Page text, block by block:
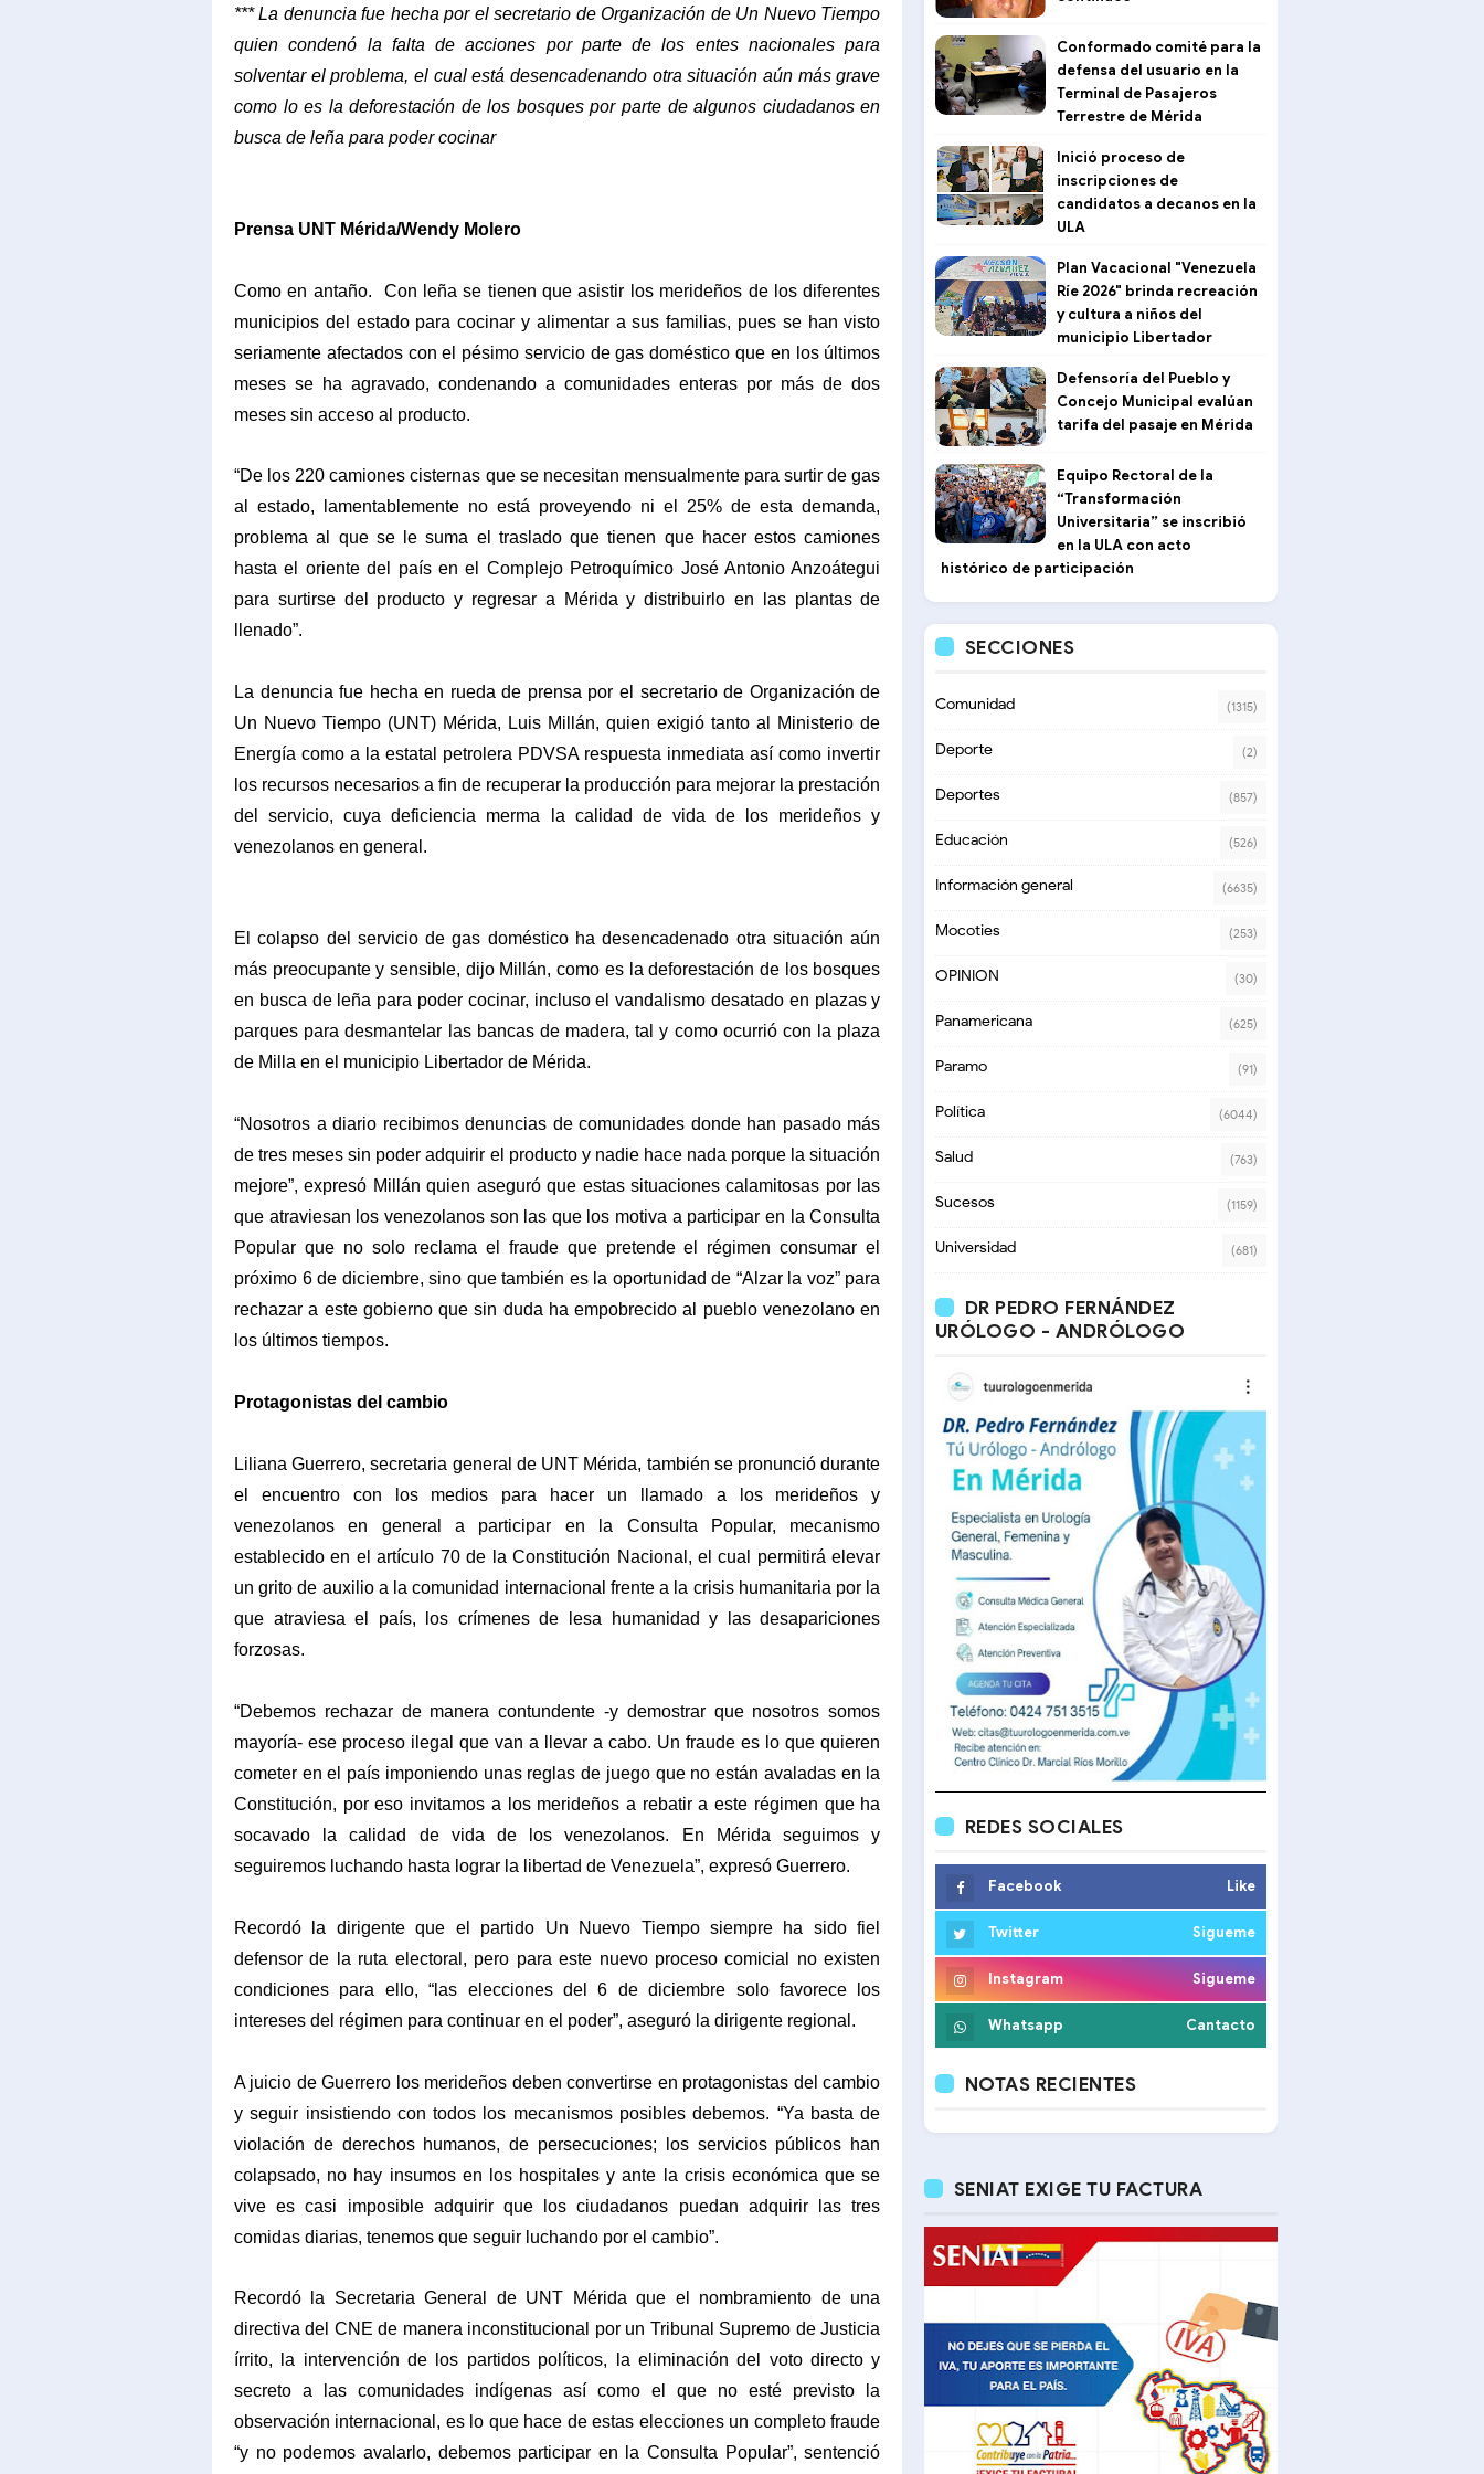
*** La denuncia fue hecha por el secretario de Organización de Un Nuevo Tiempo
quien condenó la falta de acciones por parte de los entes nacionales para
solventar el problema, el cual está desencadenando otra situación aún más grave
como lo es la deforestación de los bosques por parte de algunos ciudadanos en
busca de leña para poder cocinar
Prensa UNT Mérida/Wendy Molero
Como en antaño.
Con leña se tienen que asistir los merideños de los diferentes
municipios del estado para cocinar y alimentar a sus familias, pues se han visto
seriamente afectados con el pésimo servicio de gas doméstico que en los últimos
meses se ha agravado, condenando a comunidades enteras por más de dos
meses sin acceso al producto.
“De los 220 camiones cisternas que se necesitan mensualmente para surtir de gas
al estado, lamentablemente no está proveyendo ni el 25% de esta demanda,
problema al que se le suma el traslado que tienen que hacer estos camiones
hasta el oriente del país en el Complejo Petroquímico José Antonio Anzoátegui
para surtirse del producto y regresar a Mérida y distribuirlo en las plantas de
llenado”.
La denuncia fue hecha en rueda de prensa por el secretario de Organización de
Un Nuevo Tiempo (UNT) Mérida, Luis Millán, quien exigió tanto al Ministerio de
Energía como a la estatal petrolera PDVSA respuesta inmediata así como invertir
los recursos necesarios a fin de recuperar la producción para mejorar la prestación
del servicio, cuya deficiencia merma la calidad de vida de los merideños y
venezolanos en general.
El colapso del servicio de gas doméstico ha desencadenado otra situación aún
más preocupante y sensible, dijo Millán, como es la deforestación de los bosques
en busca de leña para poder cocinar, incluso el vandalismo desatado en plazas y
parques para desmantelar las bancas de madera, tal y como ocurrió con la plaza
de Milla en el municipio Libertador de Mérida.
“Nosotros a diario recibimos denuncias de comunidades donde han pasado más
de tres meses sin poder adquirir el producto y nadie hace nada porque la situación
mejore”, expresó Millán quien aseguró que estas situaciones calamitosas por las
que atraviesan los venezolanos son las que los motiva a participar en la Consulta
Popular que no solo reclama el fraude que pretende el régimen consumar el
próximo 6 de diciembre, sino que también es la oportunidad de “Alzar la voz” para
rechazar a este gobierno que sin duda ha empobrecido al pueblo venezolano en
los últimos tiempos.
Protagonistas del cambio
Liliana Guerrero, secretaria general de UNT Mérida, también se pronunció durante
el encuentro con los medios para hacer un llamado a los merideños y
venezolanos en general a participar en la Consulta Popular, mecanismo
establecido en el artículo 70 de la Constitución Nacional, el cual permitirá elevar
un grito de auxilio a la comunidad internacional frente a la crisis humanitaria por la
que atraviesa el país, los crímenes de lesa humanidad y las desapariciones
forzosas.
“Debemos rechazar de manera contundente -y demostrar que nosotros somos
mayoría- ese proceso ilegal que van a llevar a cabo. Un fraude es lo que quieren
cometer en el país imponiendo unas reglas de juego que no están avaladas en la
Constitución, por eso invitamos a los merideños a rebatir a este régimen que ha
socavado la calidad de vida de los venezolanos. En Mérida seguimos y
seguiremos luchando hasta lograr la libertad de Venezuela”, expresó Guerrero.
Recordó la dirigente que el partido Un Nuevo Tiempo siempre ha sido fiel
defensor de la ruta electoral, pero para este nuevo proceso comicial no existen
condiciones para ello, “las elecciones del 6 de diciembre solo favorece los
intereses del régimen para continuar en el poder”, aseguró la dirigente regional.
A juicio de Guerrero los merideños deben convertirse en protagonistas del cambio
y seguir insistiendo con todos los mecanismos posibles debemos. “Ya basta de
violación de derechos humanos, de persecuciones; los servicios públicos han
colapsado, no hay insumos en los hospitales y ante la crisis económica que se
vive es casi imposible adquirir que los ciudadanos puedan adquirir las tres
comidas diarias, tenemos que seguir luchando por el cambio”.
Recordó la Secretaria General de UNT Mérida que el nombramiento de una
directiva del CNE de manera inconstitucional por un Tribunal Supremo de Justicia
írrito, la intervención de los partidos políticos, la eliminación del voto directo y
secreto a las comunidades indígenas así como el que no esté previsto la
observación internacional, es lo que hace de estas elecciones un completo fraude
“y no podemos avalarlo, debemos participar en la Consulta Popular”, sentenció
Conformado comité para la
defensa del usuario en la
Terminal de Pasajeros
Terrestre de Mérida
Inició proceso de
inscripciones de
candidatos a decanos en la
ULA
Plan Vacacional "Venezuela
Ríe 2026" brinda recreación
y cultura a niños del
municipio Libertador
Defensoría del Pueblo y
Concejo Municipal evalúan
tarifa del pasaje en Mérida
Equipo Rectoral de la
“Transformación
Universitaria” se inscribió
en la ULA con acto
histórico de participación
SECCIONES
Comunidad (1315)
Deporte (2)
Deportes (857)
Educación (526)
Información general (6635)
Mocoties (253)
OPINION (30)
Panamericana (625)
Paramo (91)
Política (6044)
Salud (763)
Sucesos (1159)
Universidad (681)
DR PEDRO FERNÁNDEZ
URÓLOGO - ANDRÓLOGO
REDES SOCIALES
Facebook Like
Twitter Sigueme
Instagram Sigueme
Whatsapp Cantacto
NOTAS RECIENTES
SENIAT EXIGE TU FACTURA